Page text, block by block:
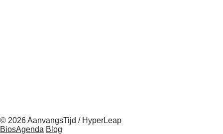
© 2026 AanvangsTijd / HyperLeap
BiosAgenda Blog